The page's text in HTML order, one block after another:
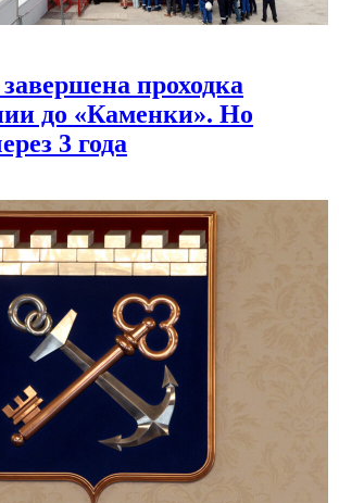
проходка
до «Каменки». Но
3 года